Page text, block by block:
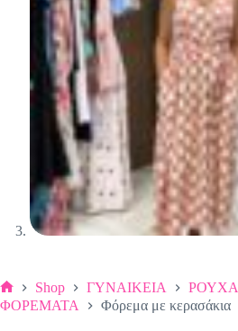
Αρχική
Shop ΓΥΝΑΙΚΕΙΑ
ΡΟΥΧΑ
ΦΟΡΕΜΑΤΑ
Φόρεμα με κερασάκια